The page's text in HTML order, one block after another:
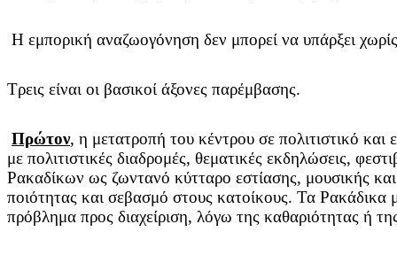
Η εμπορική αναζωογόνηση δεν μπορεί να υπάρξει
Τρεις είναι οι βασικοί άξονες παρέμβασης.
Πρώτον, η μετατροπή του κέντρου σε πολιτιστικό
με πολιτιστικές διαδρομές, θεματικές εκδηλώσεις,
Ρακαδίκων ως ζωντανό κύτταρο εστίασης, μουσικής
ποιότητας και σεβασμό στους κατοίκους. Τα Ρακάδικα
πρόβλημα προς διαχείριση, λόγω της καθαριότητας ή